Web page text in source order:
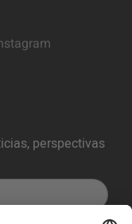
perspectivas